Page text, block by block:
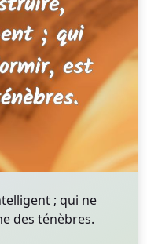
; qui ne
des ténèbres.